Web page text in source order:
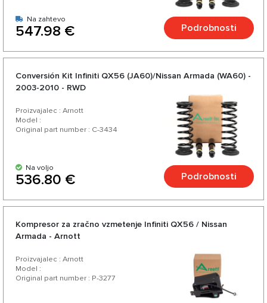
Na zahtevo
547.98 € Podrobnosti
Conversión Kit Infiniti QX56 (JA60)/Nissan Armada (WA60) -
2003-2010 - RWD
Proizvajalec : Arnott
Model :
Original part number : C-3434
Na voljo
536.80 € Podrobnosti
Kompresor za zračno vzmetenje Infiniti QX56 / Nissan
Armada - Arnott
Proizvajalec : Arnott
Model :
Original part number : P-3277